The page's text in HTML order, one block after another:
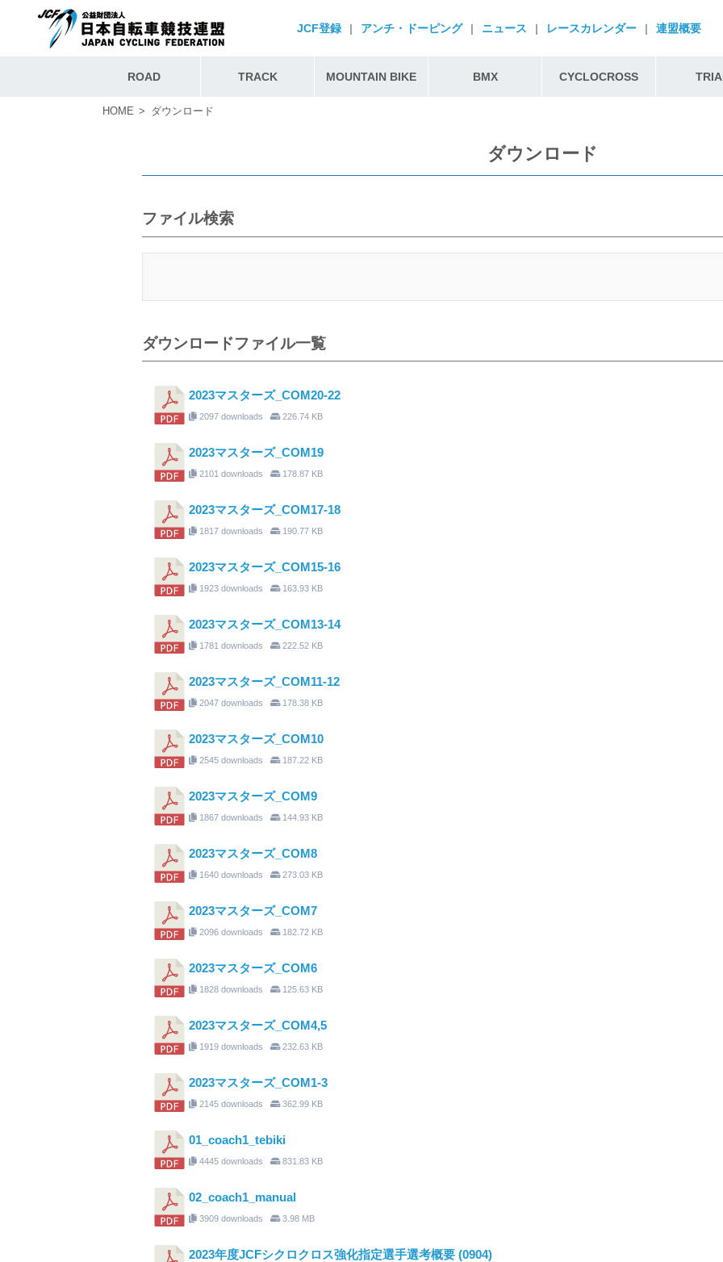
JCF登録 | アンチ・ドーピング | ニュース | レースカレンダー | 連盟概要
ROAD TRACK MOUNTAIN BIKE BMX CYCLOCROSS
HOME ダウンロード
ダウンロード
ファイル検索
ダウンロードファイル一覧
2023マスターズ_COM20-22
2097 downloads 226.74 KB
2023マスターズ_COM19
2101 downloads 178.87 KB
2023マスターズ_COM17-18
1817 downloads 190.77 KB
2023マスターズ_COM15-16
1923 downloads 163.93 KB
2023マスターズ_COM13-14
1781 downloads 222.52 KB
2023マスターズ_COM11-12
2047 downloads 178.38 KB
2023マスターズ_COM10
2545 downloads 187.22 KB
2023マスターズ_COM9
1867 downloads 144.93 KB
2023マスターズ_COM8
1640 downloads 273.03 KB
2023マスターズ_COM7
2096 downloads 182.72 KB
2023マスターズ_COM6
1828 downloads 125.63 KB
2023マスターズ_COM4,5
1919 downloads 232.63 KB
2023マスターズ_COM1-3
2145 downloads 362.99 KB
01_coach1_tebiki
4445 downloads 831.83 KB
02_coach1_manual
3909 downloads 3.98 MB
2023年度JCFシクロクロス強化指定選手選考概要 (0904)